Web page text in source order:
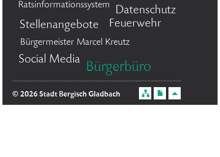
Ratsinformationssystem
Datenschutz
Stellenangebote
Feuerwehr
Bürgermeister Marcel Kreutz
Social Media
Bürgerbüro
© 2026 Stadt Bergisch Gladbach